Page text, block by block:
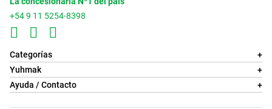
+54 9 11 5254-8398
Categorías
+
Yuhmak
+
Ayuda / Contacto
+